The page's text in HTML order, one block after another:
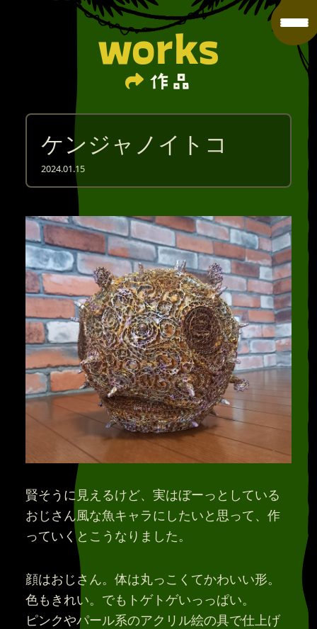
works
作品
ケンジャノイトコ
2024.01.15
賢そうに見えるけど、実はぼーっとしている
おじさん風な魚キャラにしたいと思って、作
っていくとこうなりました。
顔はおじさん。体は丸っこくてかわいい形。
色もきれい。でもトゲトゲいっっぱい。
ピンクやパール系のアクリル絵の具で仕上げ